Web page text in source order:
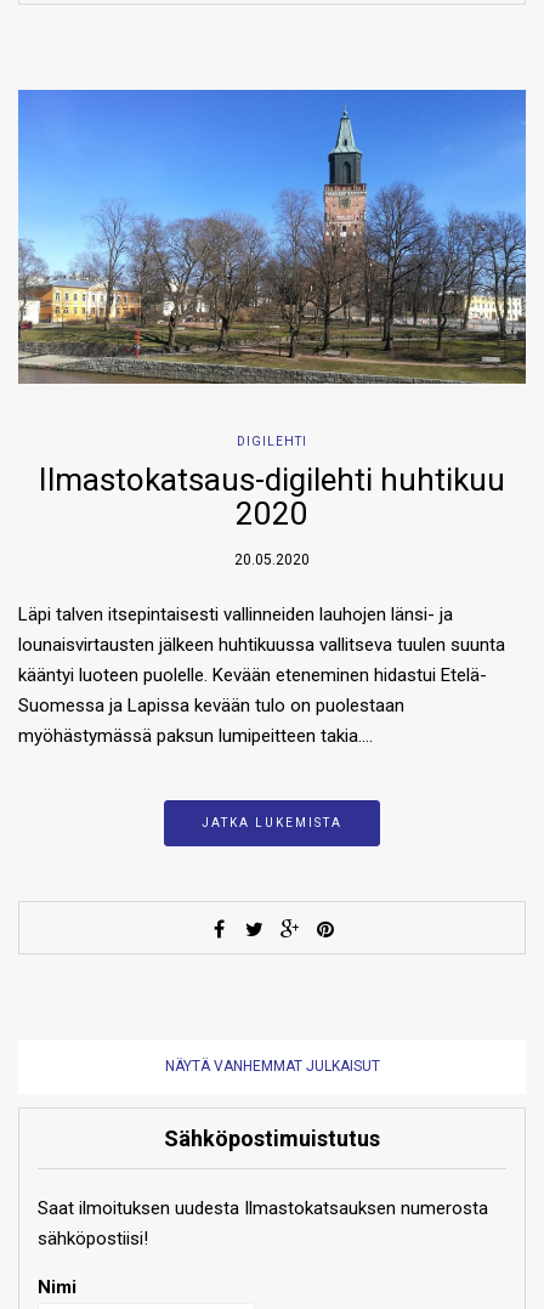
DIGILEHTI
Ilmastokatsaus-digilehti huhtikuu
2020
20.05.2020
Läpi talven itsepintaisesti vallinneiden lauhojen länsi- ja
lounaisvirtausten jälkeen huhtikuussa vallitseva tuulen suunta
kääntyi luoteen puolelle. Kevään eteneminen hidastui Etelä-
Suomessa ja Lapissa kevään tulo on puolestaan
myöhästymässä paksun lumipeitteen takia….
JATKA LUKEMISTA
NÄYTÄ VANHEMMAT JULKAISUT
Sähköpostimuistutus
Saat ilmoituksen uudesta Ilmastokatsauksen numerosta
sähköpostiisi!
Nimi